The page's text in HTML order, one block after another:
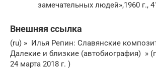
замечательных людей»,1960 г.,
Внешняя ссылка
(ru) » Илья Репин: Славянские
Далекие и близкие (автобиография) »
24 марта 2018 г. )